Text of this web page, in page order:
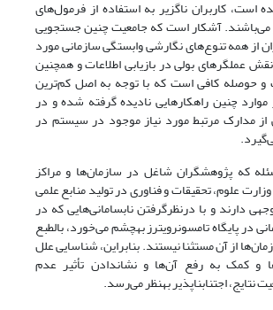
است، کاربران ناگزیر به استفاده از فرمول‌های
آشکار است که جامعیت چنین جستجویی
از همه تنوع‌های نگارشی وابستگی سازمانی مورد
عملگرهای بولی در بازیابی اطلاعات و همچنین
و حوصله کافی است که با توجه به اصل کم‌ترین
چنین راهکارهایی نادیده گرفته شده و در
مدارک مرتبط مورد نیاز موجود در سیستم در
که پژوهشگران شاغل در سازمان‌ها و مراکز
علوم، تحقیقات و فناوری در تولید منابع علمی
دارند و با درنظرگرفتن نابسامانی‌هایی که در
در پایگاه تامسون‫رویترز به‫چشم می‌خورد، بالطبع
از آن مستثنا نیستند. بنابراین، شناسایی علل
و کمک به رفع آن‌ها و نشان‫دادن تأثیر عدم
نتایج، اجتناب‫ناپذیر به‫نظر می‌رسد.